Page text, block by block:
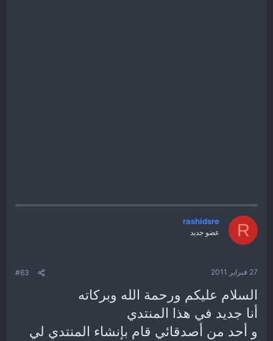
R
rashidsre
عضو جديد
27 فبراير 2011 #63
السلام عليكم ورحمة الله وبركاته
أنا جديد في هذا المنتدي
و أحد من أصدقائي قام بإنشاء المنتدي لي